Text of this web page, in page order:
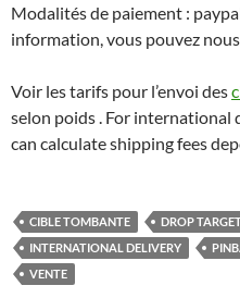
Modalités de paiement :
information, vous pouvez
Voir les tarifs pour l’envoi des
selon poids . For international
can calculate shipping fees
CIBLE TOMBANTE DROP
INTERNATIONAL DELIVERY
VENTE